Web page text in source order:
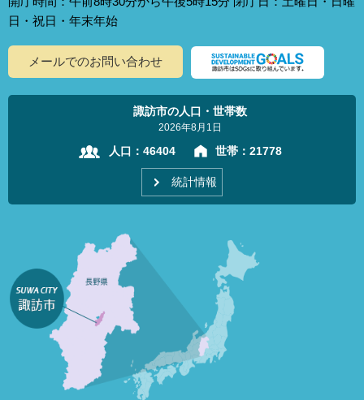
日・祝日・年末年始
メールでのお問い合わせ
諏訪市の人口・世帯数
2026年8月1日
人口： 46404 世帯： 21778
統計情報